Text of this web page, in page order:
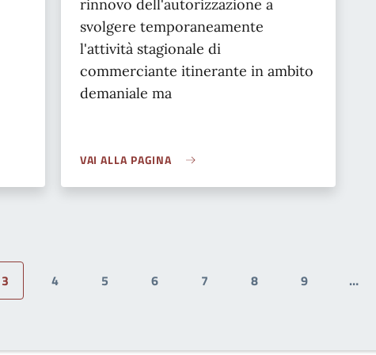
rinnovo dell'autorizzazione a
svolgere temporaneamente
l'attività stagionale di
commerciante itinerante in ambito
demaniale ma
VAI ALLA PAGINA
Pagina attuale
3
Page
4
Page
5
Page
6
Page
7
Page
8
Page
9 …